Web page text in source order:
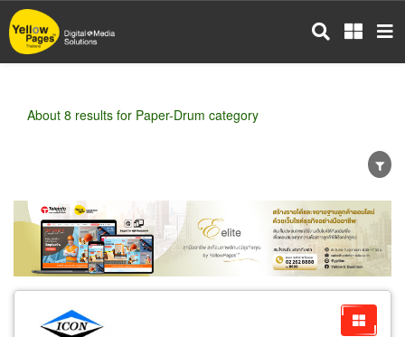
Skip
to
main
About 8 results for Paper-Drum category
Wholesale Retail Manufacturer
Dealer
Exporter/Importer
Service Business